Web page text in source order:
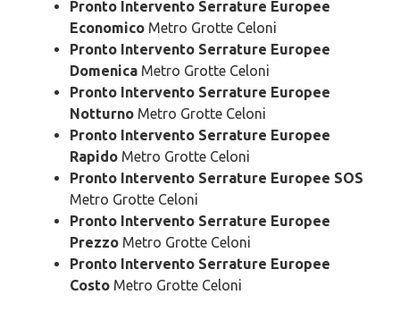
Pronto Intervento Serrature Europee
Economico Metro Grotte Celoni
Pronto Intervento Serrature Europee
Domenica Metro Grotte Celoni
Pronto Intervento Serrature Europee
Notturno Metro Grotte Celoni
Pronto Intervento Serrature Europee
Rapido Metro Grotte Celoni
Pronto Intervento Serrature Europee SOS
Metro Grotte Celoni
Pronto Intervento Serrature Europee
Prezzo Metro Grotte Celoni
Pronto Intervento Serrature Europee
Costo Metro Grotte Celoni